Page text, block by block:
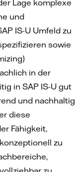
Lage komplexe
und
IS-U Umfeld zu
sowie
in der
in SAP IS-U gut
und nachhaltig
diese
Fähigkeit,
zu